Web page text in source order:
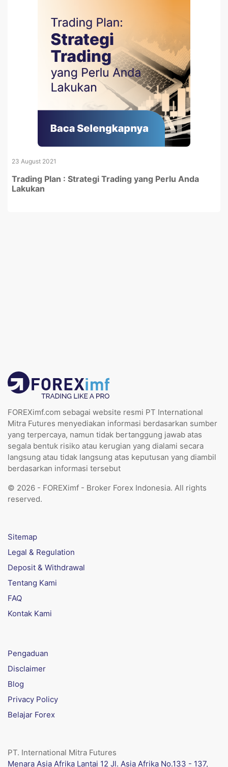
23 August 2021
Trading Plan : Strategi Trading yang Perlu Anda
Lakukan
FOREXimf.com sebagai website resmi PT International
Mitra Futures menyediakan informasi berdasarkan sumber
yang terpercaya, namun tidak bertanggung jawab atas
segala bentuk risiko atau kerugian yang dialami secara
langsung atau tidak langsung atas keputusan yang diambil
berdasarkan informasi tersebut
© 2026 - FOREXimf - Broker Forex Indonesia. All rights
reserved.
Sitemap
Legal & Regulation
Deposit & Withdrawal
Tentang Kami
FAQ
Kontak Kami
Pengaduan
Disclaimer
Blog
Privacy Policy
Belajar Forex
PT. International Mitra Futures
Menara Asia Afrika Lantai 12 Jl. Asia Afrika No.133 - 137,